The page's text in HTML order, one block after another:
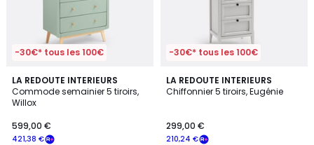
-30€* tous les 100€
LA REDOUTE INTERIEURS
Commode semainier 5 tiroirs,
Willox
421,38 €
599,00 €
4,3
/ 5
-30€* tous les 100€
LA REDOUTE INTERIEURS
Chiffonnier 5 tiroirs, Eugénie
210,24 €
299,00 €
4
/